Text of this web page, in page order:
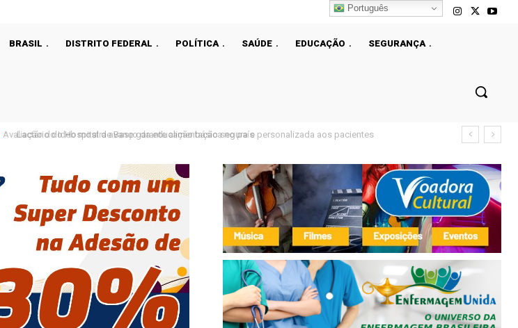
BRASIL DISTRITO FEDERAL POLÍTICA SAÚDE EDUCAÇÃO
SEGURANÇA
Lactário do Hospital de Base garante alimentação segura e personalizada aos pacientes
Português